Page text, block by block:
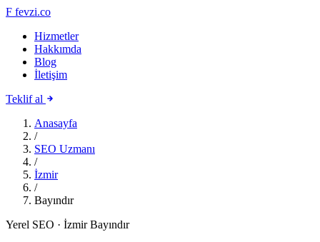
F fevzi.co
Hizmetler
Hakkımda
Blog
İletişim
Teklif al
Anasayfa
/
SEO Uzmanı
/
İzmir
/
Bayındır
Yerel SEO · İzmir Bayındır